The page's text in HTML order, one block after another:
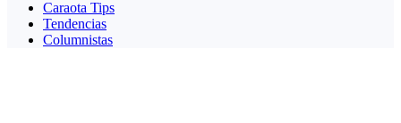
Caraota Tips
Tendencias
Columnistas